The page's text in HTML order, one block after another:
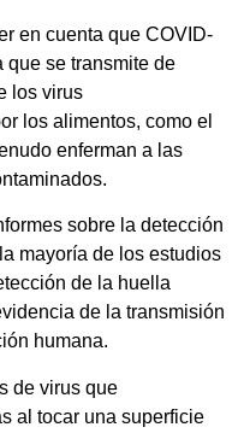
en cuenta que COVID-
que se transmite de
los virus
los alimentos, como el
enferman a las
sobre la detección
mayoría de los estudios
de la huella
de la transmisión
humana.
de virus que
al tocar una superficie